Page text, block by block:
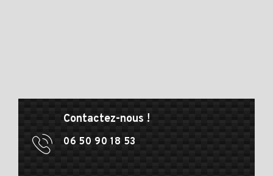
Contactez-nous !
06 50 90 18 53